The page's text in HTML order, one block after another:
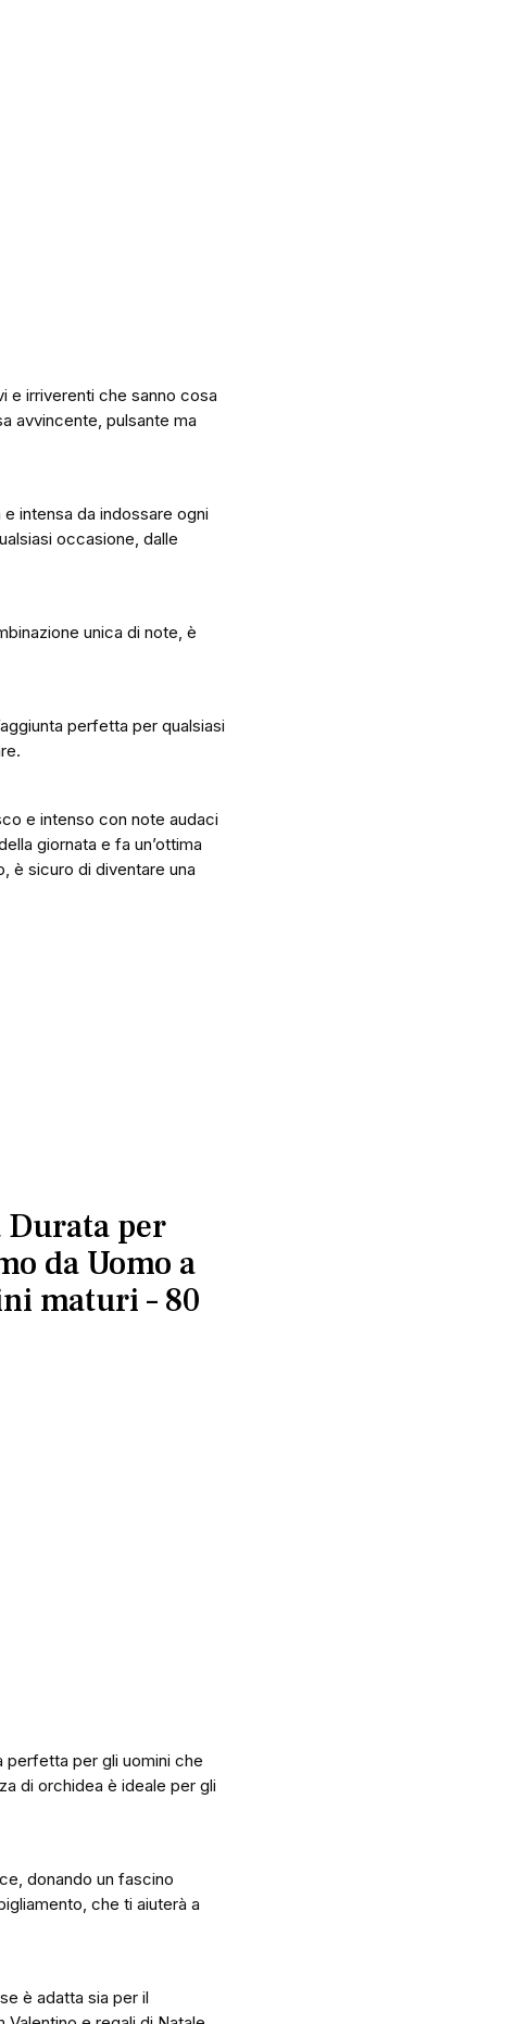
e irriverenti che sanno cosa
avvincente, pulsante ma
intensa da indossare ogni
occasione, dalle
unica di note, è
perfetta per qualsiasi
e intenso con note audaci
giornata e fa un’ottima
è sicuro di diventare una
Durata per
da Uomo a
maturi – 80
perfetta per gli uomini che
di orchidea è ideale per gli
donando un fascino
che ti aiuterà a
è adatta sia per il